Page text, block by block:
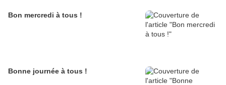
Bon mercredi à tous !
Bonne journée à tous !